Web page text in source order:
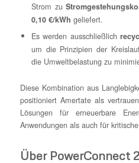
Strom zu
0,10 €/kWh geliefert.
Es werden ausschließlich
um die Prinzipien der
die Umweltbelastung zu
Diese Kombination aus
positioniert Amertate als
Lösungen für erneuerbare
Anwendungen als auch für
Über PowerConnect